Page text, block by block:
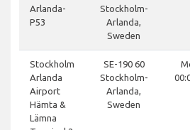
Arlanda-
P53
Stockholm-
Arlanda,
Sweden
Stockholm
Arlanda
Airport
Hämta &
Lämna
SE-190 60
Stockholm-
Arlanda,
Sweden